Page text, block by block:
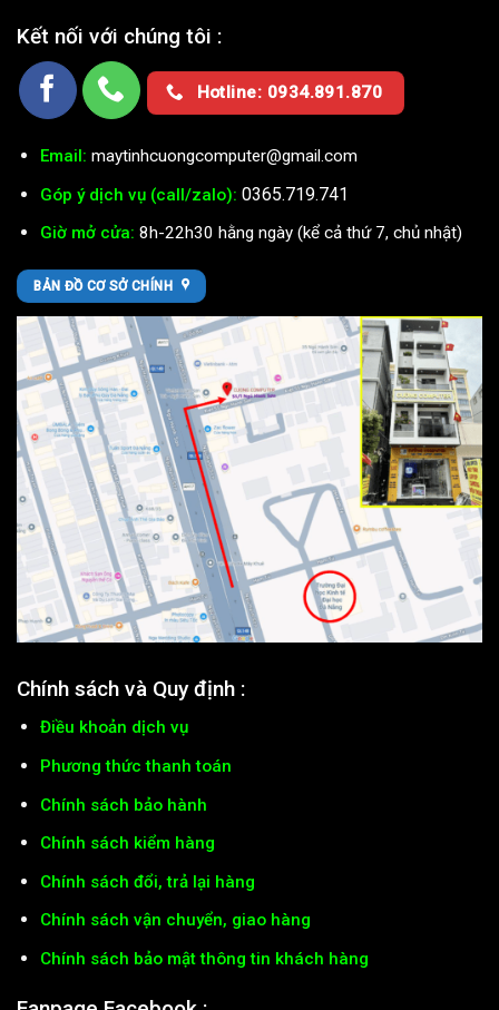
Kết nối với chúng tôi :
Hotline: 0934.891.870
Email: maytinhcuongcomputer@gmail.com
Góp ý dịch vụ (call/zalo): 0365.719.741
Giờ mở cửa: 8h-22h30 hằng ngày (kể cả thứ 7, chủ nhật)
BẢN ĐỒ CƠ SỞ CHÍNH
Chính sách và Quy định :
Điều khoản dịch vụ
Phương thức thanh toán
Chính sách bảo hành
Chính sách kiểm hàng
Chính sách đổi, trả lại hàng
Chính sách vận chuyển, giao hàng
Chính sách bảo mật thông tin khách hàng